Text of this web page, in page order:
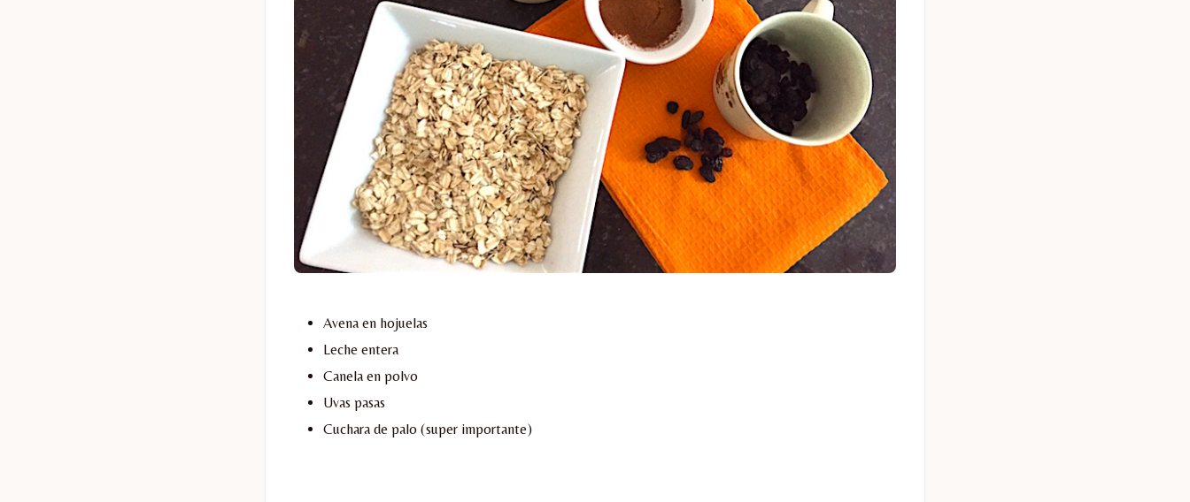
Avena en hojuelas
Leche entera
Canela en polvo
Uvas pasas
Cuchara de palo (super importante)